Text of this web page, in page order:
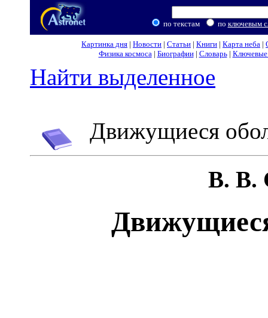
по текстам по ключевым
Картинка дня | Новости | Статьи | Книги | Карта неба |
Физика космоса| Биографии| Словарь| Ключевые
Найти выделенное
Движущиеся
В.